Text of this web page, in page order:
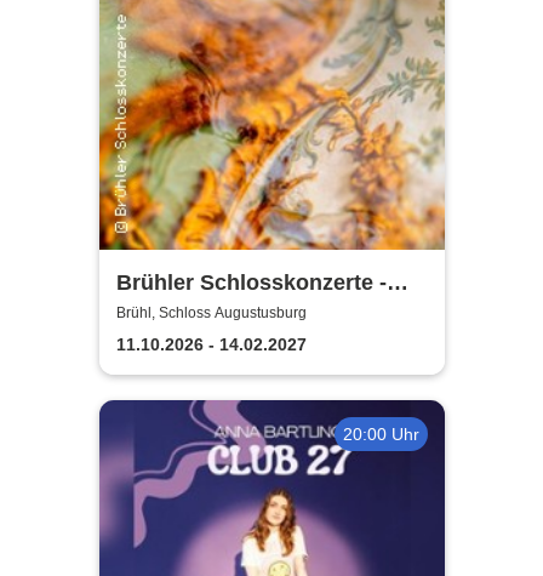
Brühler Schlosskonzerte -
Bach um vier 2026/27
Brühl, Schloss Augustusburg
11.10.2026 - 14.02.2027
20:00 Uhr